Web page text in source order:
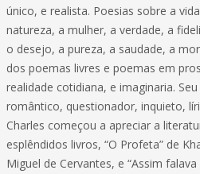
único, e realista. Poesias sobre a
natureza, a mulher, a verdade, a
o desejo, a pureza, a saudade, a
dos poemas livres e poemas em
realidade cotidiana, e imaginaria.
romântico, questionador, inquieto,
Charles começou a apreciar a
esplêndidos livros, “O Profeta” de
Miguel de Cervantes, e “Assim